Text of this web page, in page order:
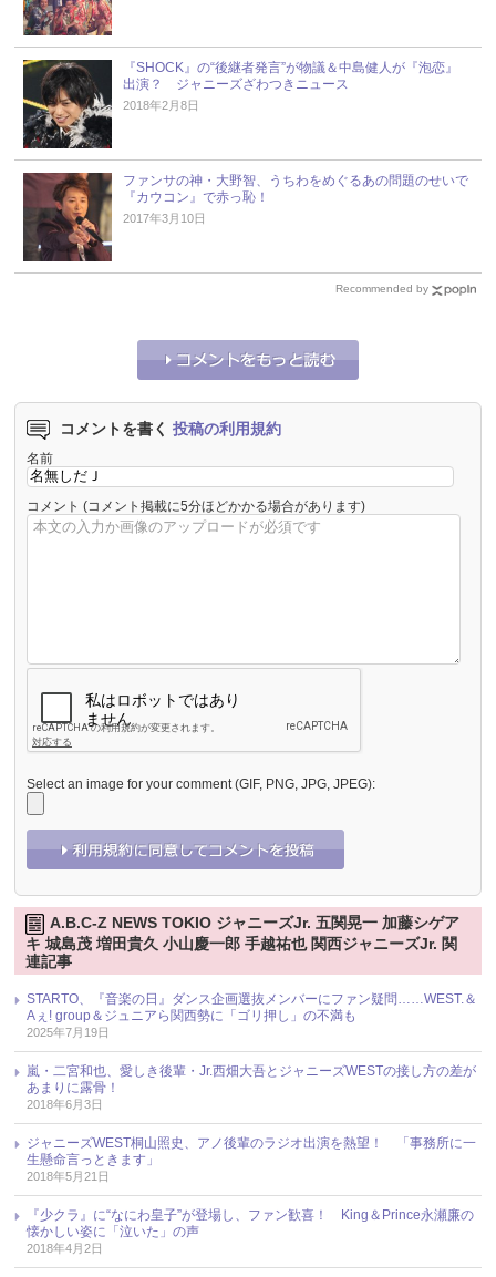
『SHOCK』の“後継者発言”が物議＆中島健人が『泡恋』
出演？ ジャニーズざわつきニュース
2018年2月8日
ファンサの神・大野智、うちわをめぐるあの問題のせいで
『カウコン』で赤っ恥！
2017年3月10日
Recommended by
コメントを書く 投稿の利用規約
名前
コメント (コメント掲載に5分ほどかかる場合があります)
Select an image for your comment (GIF, PNG, JPG, JPEG):
A.B.C-Z NEWS TOKIO ジャニーズJr. 五関晃一 加藤シゲア
キ 城島茂 増田貴久 小山慶一郎 手越祐也 関西ジャニーズJr. 関
連記事
STARTO、『音楽の日』ダンス企画選抜メンバーにファン疑問……WEST.＆
Aぇ! group＆ジュニアら関西勢に「ゴリ押し」の不満も
2025年7月19日
嵐・二宮和也、愛しき後輩・Jr.西畑大吾とジャニーズWESTの接し方の差が
あまりに露骨！
2018年6月3日
ジャニーズWEST桐山照史、アノ後輩のラジオ出演を熱望！ 「事務所に一
生懸命言っときます」
2018年5月21日
『少クラ』に“なにわ皇子”が登場し、ファン歓喜！ King＆Prince永瀬廉の
懐かしい姿に「泣いた」の声
2018年4月2日